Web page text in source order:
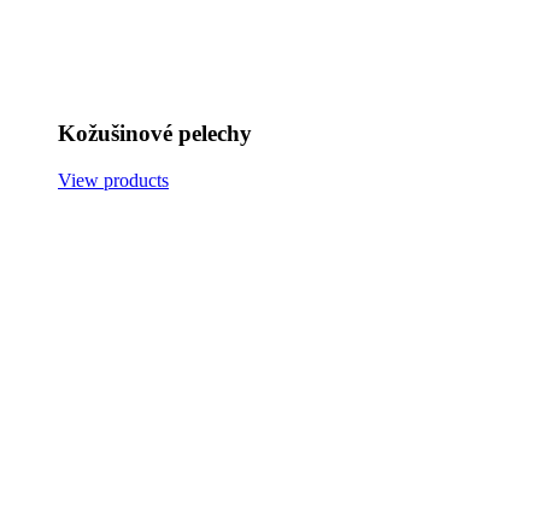
Kožušinové pelechy
View products